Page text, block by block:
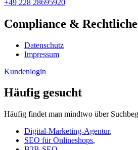
+49 228 28695920
Compliance &
Datenschutz
Impressum
Kundenlogin
Häufig gesucht
Häufig findet man mindtwo über
Digital-Marketing-Agentur,
SEO für Onlineshops,